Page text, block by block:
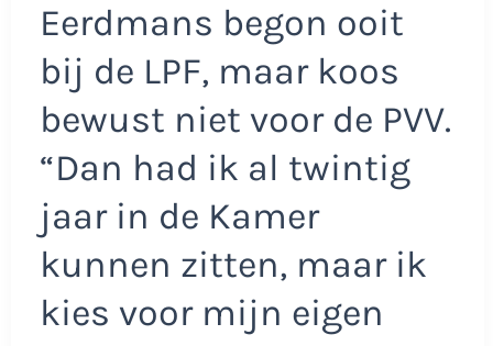
Eerdmans begon ooit
bij de LPF, maar koos
bewust niet voor de PVV.
“Dan had ik al twintig
jaar in de Kamer
kunnen zitten, maar ik
kies voor mijn eigen